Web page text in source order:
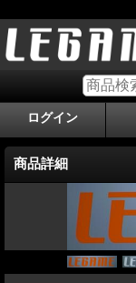
ログイン
商品詳細